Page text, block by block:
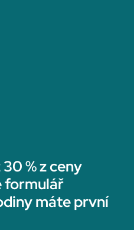
% z ceny
formulář
máte první